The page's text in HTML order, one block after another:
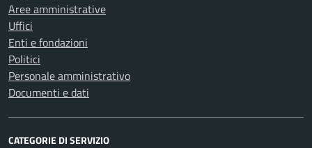
Aree amministrative
Uffici
Enti e fondazioni
Politici
Personale amministrativo
Documenti e dati
CATEGORIE DI SERVIZIO